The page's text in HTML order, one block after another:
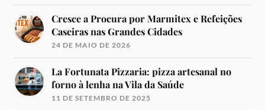
Cresce a Procura por Marmitex e Refeições
Caseiras nas Grandes Cidades
24 DE MAIO DE 2026
La Fortunata Pizzaria: pizza artesanal no
forno à lenha na Vila da Saúde
11 DE SETEMBRO DE 2025